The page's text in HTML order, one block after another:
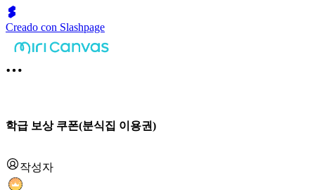
Creado con Slashpage
학급 보상 쿠폰(분식집 이용권)
작성자